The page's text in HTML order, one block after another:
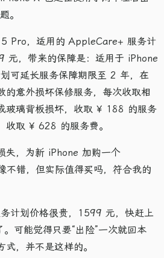
。
Pro，适用的 AppleCare+ 服务计
元，带来的保障是：适用于 iPhone
可延长服务保障期限至 2 年，在
的意外损坏保修服务，每次收取相
玻璃背板损坏，收取 ¥ 188 的服务
收取 ¥ 628 的服务费。
失，为新 iPhone 加购一个
错，但实际值得买吗，符合我的
计划价格很贵，1599 元，快赶上
可能觉得只要“出险”一次就回本
，并不是这样的。